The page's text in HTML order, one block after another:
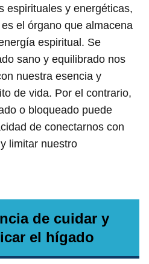
espirituales y energéticas,
el órgano que almacena
espiritual. Se
sano y equilibrado nos
nuestra esencia y
de vida. Por el contrario,
o bloqueado puede
de conectarnos con
limitar nuestro
de cuidar y
el hígado